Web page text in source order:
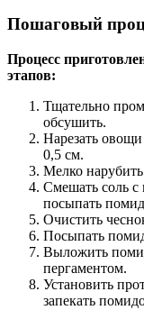
Пошаговый
Процесс
этапов:
Тщательно
обсушить.
Нарезать
0,5 см.
Мелко
Смешать соль
посыпать
Очистить
Посыпать
Выложить
пергаментом.
Установить
запекать